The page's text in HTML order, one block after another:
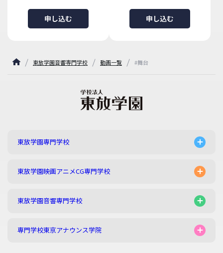
申し込む 申し込む
東放学園音響専門学校 動画一覧 #舞台
東放学園専門学校
東放学園映画アニメCG専門学校
東放学園音響専門学校
専門学校東京アナウンス学院